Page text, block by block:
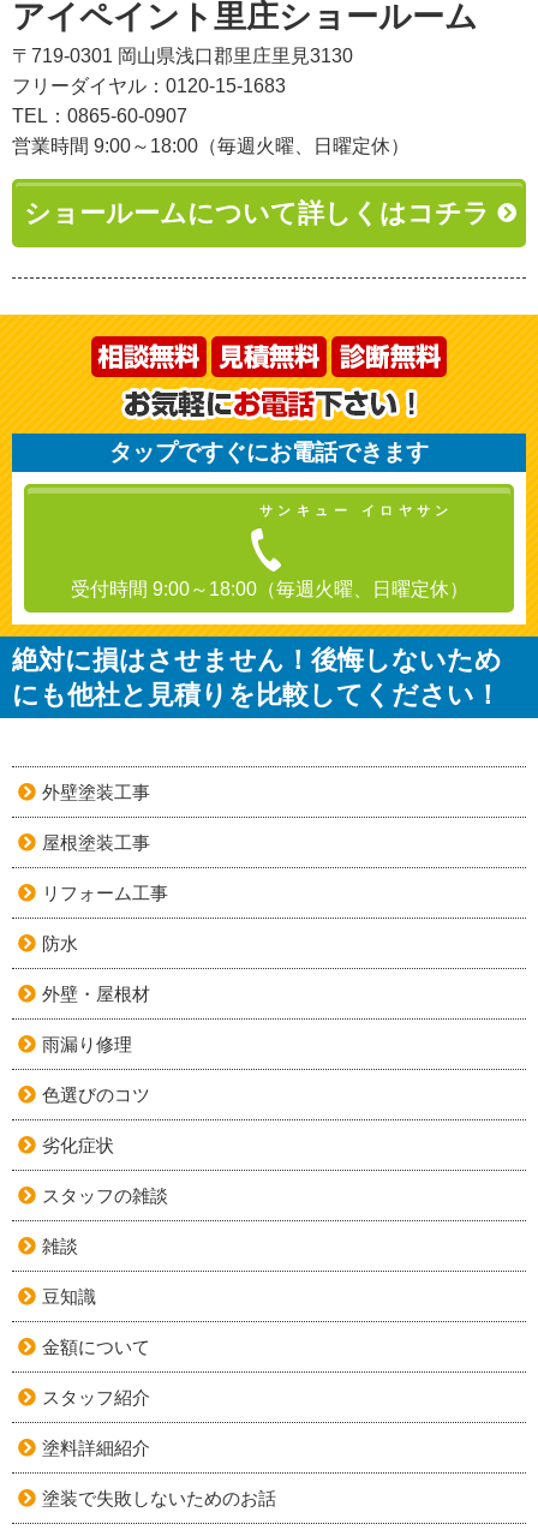
アイペイント里庄ショールーム
〒719-0301 岡山県浅口郡里庄里見3130
フリーダイヤル：0120-15-1683
TEL：0865-60-0907
営業時間 9:00～18:00（毎週火曜、日曜定休）
ショールームについて詳しくはコチラ
タップですぐにお電話できます
サンキュー イロヤサン
受付時間 9:00～18:00（毎週火曜、日曜定休）
絶対に損はさせません！後悔しないため
にも他社と見積りを比較してください！
外壁塗装工事
屋根塗装工事
リフォーム工事
防水
外壁・屋根材
雨漏り修理
色選びのコツ
劣化症状
スタッフの雑談
雑談
豆知識
金額について
スタッフ紹介
塗料詳細紹介
塗装で失敗しないためのお話